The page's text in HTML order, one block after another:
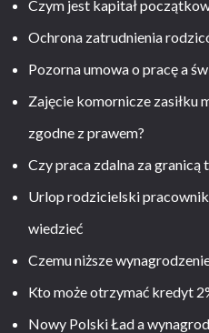
Czym jest kapitał
Ochrona zatrudnienia
Pozorna umowa o pracę a
Zajęcie komornicze zasiłku
zgodne z prawem?
Czy praca zdalna za granicą
Urlop rodzicielski
wiedzieć
Czemu niższe
Kto może otrzymać kredyt
Nowy Polski Ład a